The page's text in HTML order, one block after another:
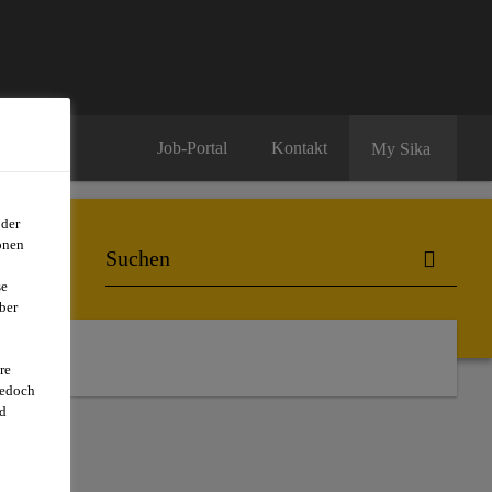
Job-Portal Kontakt My Sika